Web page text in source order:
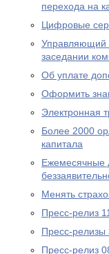
перехода на
Цифровые
Управляющий
заседании
Об уплате
Оформить
Электронная
Более 2000
капитала
Ежемесячные
Менять
Пресс-релиз
Пресс-релизы
Пресс-релиз